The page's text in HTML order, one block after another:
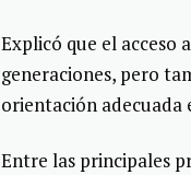
Explicó que el acceso
generaciones, pero
orientación adecuada
Entre las principales